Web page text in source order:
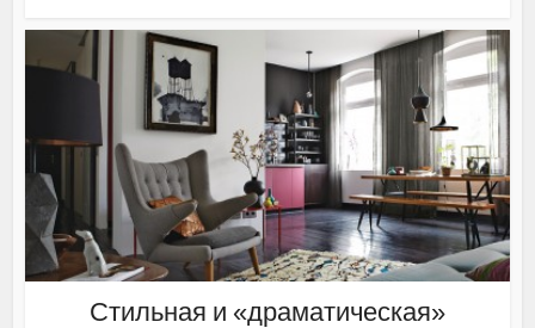
Стильная и «драматическая»